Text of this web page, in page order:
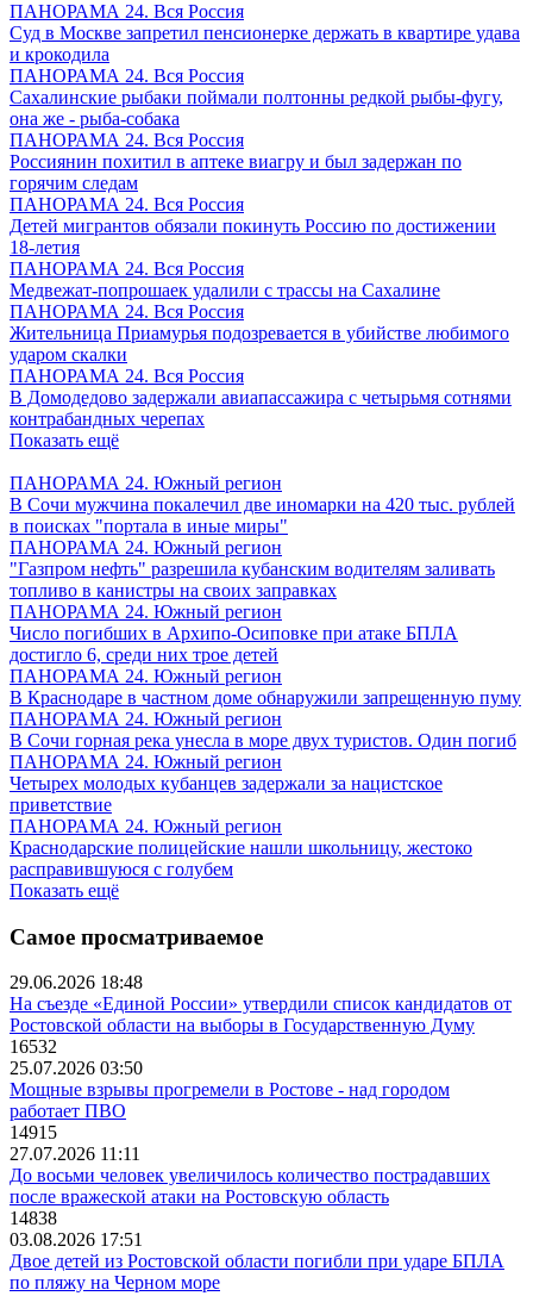
ПАНОРАМА 24. Вся Россия
Суд в Москве запретил пенсионерке держать в квартире удава
и крокодила
ПАНОРАМА 24. Вся Россия
Сахалинские рыбаки поймали полтонны редкой рыбы-фугу,
она же - рыба-собака
ПАНОРАМА 24. Вся Россия
Россиянин похитил в аптеке виагру и был задержан по
горячим следам
ПАНОРАМА 24. Вся Россия
Детей мигрантов обязали покинуть Россию по достижении
18-летия
ПАНОРАМА 24. Вся Россия
Медвежат-попрошаек удалили с трассы на Сахалине
ПАНОРАМА 24. Вся Россия
Жительница Приамурья подозревается в убийстве любимого
ударом скалки
ПАНОРАМА 24. Вся Россия
В Домодедово задержали авиапассажира с четырьмя сотнями
контрабандных черепах
Показать ещё
ПАНОРАМА 24. Южный регион
В Сочи мужчина покалечил две иномарки на 420 тыс. рублей
в поисках "портала в иные миры"
ПАНОРАМА 24. Южный регион
"Газпром нефть" разрешила кубанским водителям заливать
топливо в канистры на своих заправках
ПАНОРАМА 24. Южный регион
Число погибших в Архипо-Осиповке при атаке БПЛА
достигло 6, среди них трое детей
ПАНОРАМА 24. Южный регион
В Краснодаре в частном доме обнаружили запрещенную пуму
ПАНОРАМА 24. Южный регион
В Сочи горная река унесла в море двух туристов. Один погиб
ПАНОРАМА 24. Южный регион
Четырех молодых кубанцев задержали за нацистское
приветствие
ПАНОРАМА 24. Южный регион
Краснодарские полицейские нашли школьницу, жестоко
расправившуюся с голубем
Показать ещё
Самое просматриваемое
29.06.2026 18:48
На съезде «Единой России» утвердили список кандидатов от
Ростовской области на выборы в Государственную Думу
16532
25.07.2026 03:50
Мощные взрывы прогремели в Ростове - над городом
работает ПВО
14915
27.07.2026 11:11
До восьми человек увеличилось количество пострадавших
после вражеской атаки на Ростовскую область
14838
03.08.2026 17:51
Двое детей из Ростовской области погибли при ударе БПЛА
по пляжу на Черном море